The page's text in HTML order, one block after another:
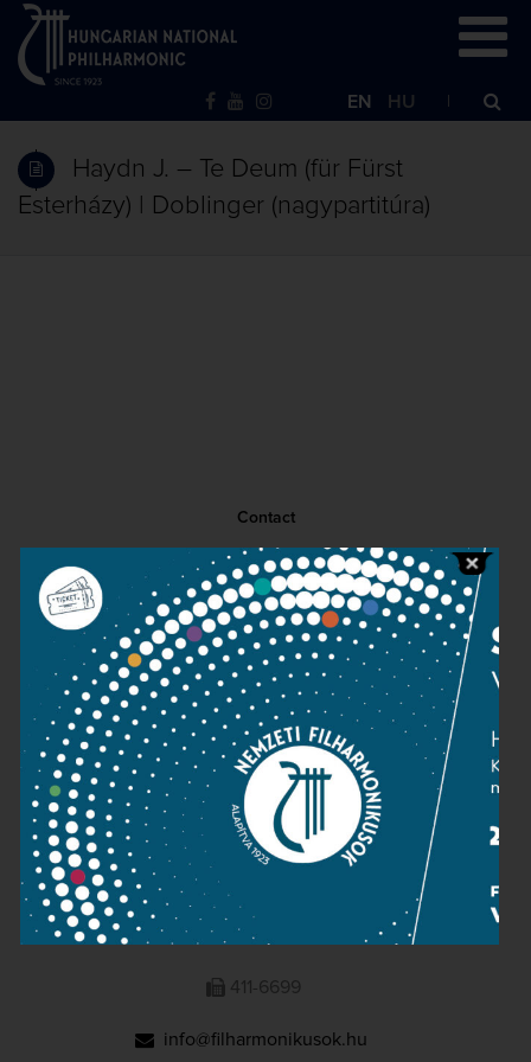
EN HU
Haydn J. – Te Deum (für Fürst
Esterházy) | Doblinger (nagypartitúra)
Contact
Public information
Press room
Terms and privacy
Imprint
NATIONAL PHILHARMONIC
1095 Budapest, Komor Marcell u. 1. (Müpa)
411-6600
411-6699
info@filharmonikusok.hu